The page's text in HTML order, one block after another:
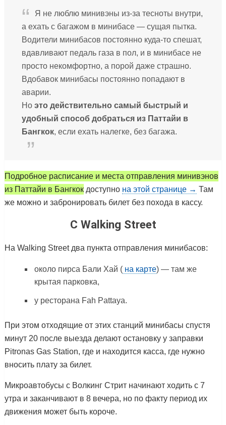
Я не люблю минивэны из-за тесноты внутри,
а ехать с багажом в минибасе — сущая пытка.
Водители минибасов постоянно куда-то спешат,
вдавливают педаль газа в пол, и в минибасе не
просто некомфортно, а порой даже страшно.
Вдобавок минибасы постоянно попадают в
аварии.
Ноэто действительно самый быстрый и
удобный способ добраться из Паттайи в
Бангкок, если ехать налегке, без багажа.
Подробное расписание и места отправления минивэнов
из Паттайи в Бангкокдоступно на этой странице → Там
же можно и забронировать билет без похода в кассу.
C Walking Street
На Walking Street два пункта отправления минибасов:
около пирса Бали Хай ( на карте) — там же
крытая парковка,
у ресторана Fah Pattaya.
При этом отходящие от этих станций минибасы спустя
минут 20 после выезда делают остановку у заправки
Pitronas Gas Station, где и находится касса, где нужно
вносить плату за билет.
Микроавтобусы с Волкинг Стрит начинают ходить с 7
утра и заканчивают в 8 вечера, но по факту период их
движения может быть короче.